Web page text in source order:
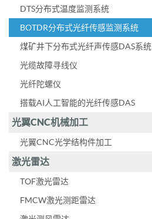
DTS分布式温度监测系统
BOTDR分布式光纤传感监测系统
煤矿井下分布式光纤声传感DAS系统
光缆故障寻线仪
光纤陀螺仪
搭载AI人工智能的光纤传感DAS
光翼CNC机械加工
光翼CNC光学结构件加工
激光雷达
TOF激光雷达
FMCW激光测距雷达